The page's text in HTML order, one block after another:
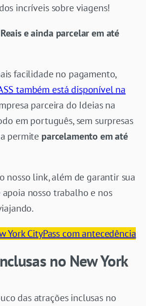
incríveis sobre viagens!
e ainda parcelar em até
facilidade no pagamento,
também está disponível na
parceira do Ideias na
em português, sem surpresas
permite parcelamento em até
nosso link, além de garantir sua
apoia nosso trabalho e nos
York CityPass com antecedência
no New York
das atrações inclusas no